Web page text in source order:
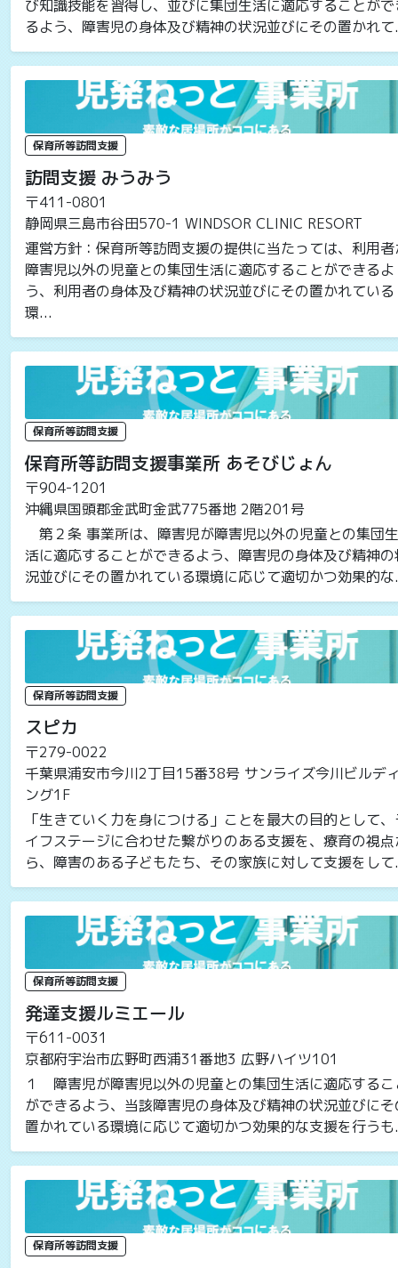
び知識技能を習得し、並びに集団生活に適応することがで
るよう、障害児の身体及び精神の状況並びにその置かれ
保育所等訪問支援
訪問支援 みうみう
〒411-0801
静岡県三島市谷田570-1 WINDSOR CLINIC RESORT
運営方針：保育所等訪問支援の提供に当たっては、利用者
障害児以外の児童との集団生活に適応することができるよ
う、利用者の身体及び精神の状況並びにその置かれている
環...
保育所等訪問支援
保育所等訪問支援事業所 あそびじょん
〒904-1201
沖縄県国頭郡金武町金武775番地 2階201号
第２条 事業所は、障害児が障害児以外の児童との集団生
活に適応することができるよう、障害児の身体及び精神の
況並びにその置かれている環境に応じて適切かつ効果的
保育所等訪問支援
スピカ
〒279-0022
千葉県浦安市今川2丁目15番38号 サンライズ今川ビルデ
ング1F
「生きていく力を身につける」ことを最大の目的として
イフステージに合わせた繋がりのある支援を、療育の視点
ら、障害のある子どもたち、その家族に対して支援をし
保育所等訪問支援
発達支援ルミエール
〒611-0031
京都府宇治市広野町西浦31番地3 広野ハイツ101
１ 障害児が障害児以外の児童との集団生活に適応するこ
ができるよう、当該障害児の身体及び精神の状況並びにそ
置かれている環境に応じて適切かつ効果的な支援を行う
保育所等訪問支援